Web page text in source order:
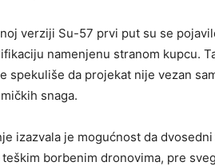
verziji Su-57 prvi put su se
namenjenu stranom kupcu.
spekuliše da projekat nije vezan
snaga.
izazvala je mogućnost da
borbenim dronovima, pre